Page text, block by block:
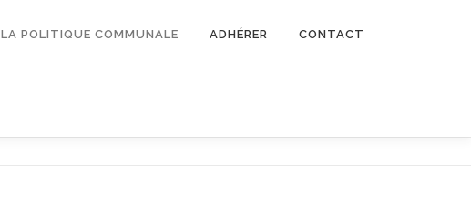
LA POLITIQUE COMMUNALE ADHÉRER CONTACT